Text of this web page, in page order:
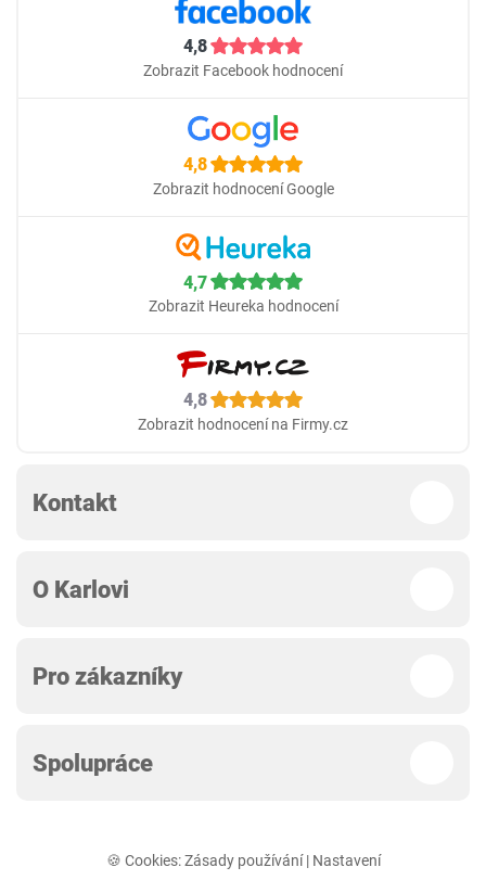
4,8
Zobrazit Facebook hodnocení
4,8
Zobrazit hodnocení Google
4,7
Zobrazit Heureka hodnocení
4,8
Zobrazit hodnocení na Firmy.cz
Kontakt
O Karlovi
Pro zákazníky
Spolupráce
🍪 Cookies:Zásady používání| Nastavení